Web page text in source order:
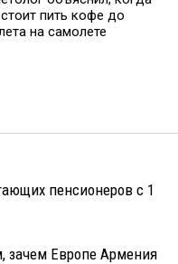
пить кофе до
на самолете
пенсионеров с 1
зачем Европе Армения